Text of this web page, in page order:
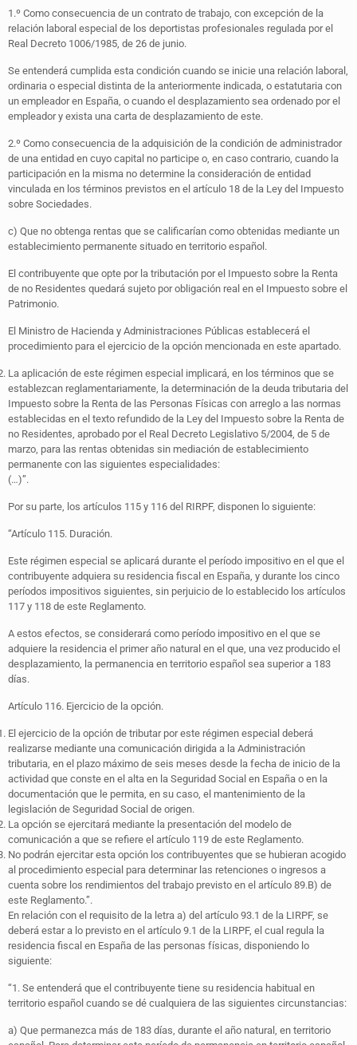
1.º Como consecuencia de un contrato de trabajo, con excepción de la
relación laboral especial de los deportistas profesionales regulada por el
Real Decreto 1006/1985, de 26 de junio.
Se entenderá cumplida esta condición cuando se inicie una relación laboral,
ordinaria o especial distinta de la anteriormente indicada, o estatutaria con
un empleador en España, o cuando el desplazamiento sea ordenado por el
empleador y exista una carta de desplazamiento de este.
2.º Como consecuencia de la adquisición de la condición de administrador
de una entidad en cuyo capital no participe o, en caso contrario, cuando la
participación en la misma no determine la consideración de entidad
vinculada en los términos previstos en el artículo 18 de la Ley del Impuesto
sobre Sociedades.
c) Que no obtenga rentas que se calificarían como obtenidas mediante un
establecimiento permanente situado en territorio español.
El contribuyente que opte por la tributación por el Impuesto sobre la Renta
de no Residentes quedará sujeto por obligación real en el Impuesto sobre el
Patrimonio.
El Ministro de Hacienda y Administraciones Públicas establecerá el
procedimiento para el ejercicio de la opción mencionada en este apartado.
La aplicación de este régimen especial implicará, en los términos que se
establezcan reglamentariamente, la determinación de la deuda tributaria del
Impuesto sobre la Renta de las Personas Físicas con arreglo a las normas
establecidas en el texto refundido de la Ley del Impuesto sobre la Renta de
no Residentes, aprobado por el Real Decreto Legislativo 5/2004, de 5 de
marzo, para las rentas obtenidas sin mediación de establecimiento
permanente con las siguientes especialidades:
(…)”.
Por su parte, los artículos 115 y 116 del RIRPF, disponen lo siguiente:
“Artículo 115. Duración.
Este régimen especial se aplicará durante el período impositivo en el que el
contribuyente adquiera su residencia fiscal en España, y durante los cinco
períodos impositivos siguientes, sin perjuicio de lo establecido los artículos
117 y 118 de este Reglamento.
A estos efectos, se considerará como período impositivo en el que se
adquiere la residencia el primer año natural en el que, una vez producido el
desplazamiento, la permanencia en territorio español sea superior a 183
días.
Artículo 116. Ejercicio de la opción.
El ejercicio de la opción de tributar por este régimen especial deberá
realizarse mediante una comunicación dirigida a la Administración
tributaria, en el plazo máximo de seis meses desde la fecha de inicio de la
actividad que conste en el alta en la Seguridad Social en España o en la
documentación que le permita, en su caso, el mantenimiento de la
legislación de Seguridad Social de origen.
La opción se ejercitará mediante la presentación del modelo de
comunicación a que se refiere el artículo 119 de este Reglamento.
No podrán ejercitar esta opción los contribuyentes que se hubieran acogido
al procedimiento especial para determinar las retenciones o ingresos a
cuenta sobre los rendimientos del trabajo previsto en el artículo 89.B) de
este Reglamento.”.
En relación con el requisito de la letra a) del artículo 93.1 de la LIRPF, se
deberá estar a lo previsto en el artículo 9.1 de la LIRPF, el cual regula la
residencia fiscal en España de las personas físicas, disponiendo lo
siguiente:
“1. Se entenderá que el contribuyente tiene su residencia habitual en
territorio español cuando se dé cualquiera de las siguientes circunstancias:
a) Que permanezca más de 183 días, durante el año natural, en territorio